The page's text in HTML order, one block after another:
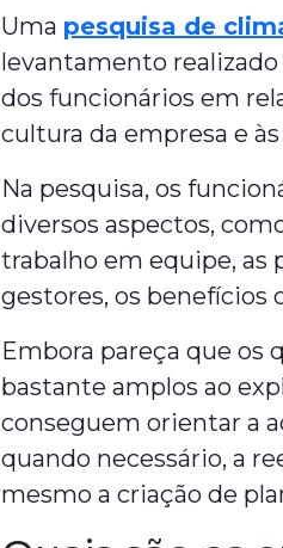
Uma pesquisa de
levantamento
dos funcionários em
cultura da empresa e
Na pesquisa, os
diversos aspectos,
trabalho em equipe, as
gestores, os benefícios
Embora pareça que os
bastante amplos ao
conseguem orientar a
quando necessário, a
mesmo a criação de